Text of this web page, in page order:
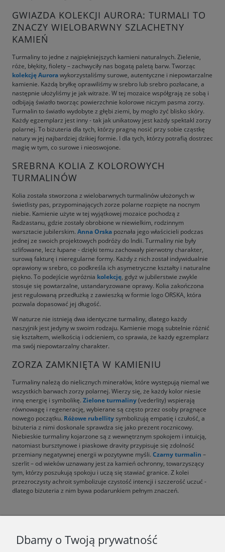
GWIAZDA KOLEKCJI AURORA: TURMALI TO
ZNACZY WIELOBARWNY SZLACHETNY
KAMIEŃ
Turmaliny to jedne z najpiękniejszych kamieni naturalnych. Zielenie,
róże, błękity, fiolety – zachwyciły nas bogatą paletą barw. Tworząc
kolekcję Aurorawykorzystaliśmy surowe, autentyczne i niepowtarzalne
kamienie. Każdą bryłkę oprawiliśmy w srebro lub srebro pozłacane, a
następnie ułożyliśmy je jak witraże. W tej mozaice współgrają ze sobą i
odbijają światło tworząc powierzchnie kolorowe niczym pasma zorzy.
Turmalin to światło wydobyte z głębi ziemi, by mogło żyć blisko skóry.
Każdy egzemplarz jest inny - tak jak unikatowy jest każdy spektakl zorzy
polarnej. To biżuteria dla tych, którzy pragną nosić przy sobie cząstkę
natury w jej najbardziej dzikiej formie. I dla tych, którzy potrafią dostrzec
magię w tym, co surowe i nieoswojone.
SREBRNA KOLIA Z KOLOROWYCH
TURMALINÓW
Kolia została stworzona z wielobarwnych turmalinów ułożonych w
świetlisty pas, przypominających zorze polarne rozpięte na nocnym
niebie. Kamienie użyte w tej wyjątkowej mozaice pochodzą z
Radżastanu, gdzie zostały obrobione w niewielkim, rodzinnym
warsztacie jubilerskim. Anna Orska poznała jego właścicieli podczas
jednej ze swoich projektowych podróży do Indii. Turmaliny nie były
szlifowane, lecz łupane - dzięki temu zachowały pierwotny charakter,
surową fakturę i nieregularne formy. Każdy z nich został indywidualnie
oprawiony w srebro, co podkreśla ich asymetryczne kształty i naturalne
piękno. To podejście wyróżnia kolekcję, gdyż w jubilerstwie zwykle
stosuje się powtarzalne, ustandaryzowane oprawy. Kolia zakończona
jest regulowaną przedłużką z zawieszką w formie logo ORSKA, która
pozwala dopasować jej długość.
W naturze nie istnieją dwa identyczne turmaliny, dlatego każdy
naszyjnik jest jedyny w swoim rodzaju. Kamienie mogą subtelnie różnić
się kształtem, wielkością i odcieniem, co sprawia, że każdy egzemplarz
ma swój niepowtarzalny charakter.
ZORZA ZAMKNIĘTA W KAMIENIU
Turmaliny należą do nielicznych minerałów, które występują niemal we
wszystkich barwach zorzy polarnej. Wierzy się, że każdy kolor niesie
inną energię i symbolikę. Zielone turmaliny(vederlity) wspierają
równowagę i regenerację, wybierane są często przez osoby pragnące
nowego początku. Różowe rubellitysymbolizują empatię i czułość, a
biżuteria z nimi doskonale sprawdza się jako prezent rocznicowy.
Niebieskie turmaliny kojarzone są z wewnętrznym spokojem i intuicją,
natomiast bursztynowe i piaskowe dravity przypisuje się zdolność
przemiany negatywnej energii w pozytywne myśli. Czarny turmalin –
szerlit – od wieków uznawany jest za kamień ochronny, towarzyszący
tym, którzy poszukują spokoju i uczą się stawiać granice. Z kolei
przezroczysty achroit symbolizuje czystość intencji i szczerość uczuć -
dlatego biżuteria z nim bywa podarunkiem pełnym znaczeń.
Dbamy o Twoją prywatność